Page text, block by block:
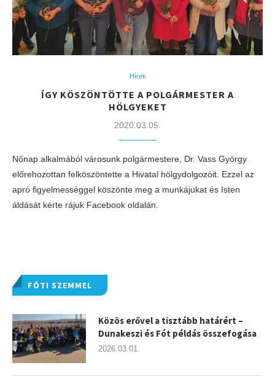
Hírek
ÍGY KÖSZÖNTÖTTE A POLGÁRMESTER A
HÖLGYEKET
2020.03.05.
Nőnap alkalmából városunk polgármestere, Dr. Vass György
előrehozottan felköszöntette a Hivatal hölgydolgozóit. Ezzel az
apró figyelmességgel köszönte meg a munkájukat és Isten
áldását kérte rájuk Facebook oldalán.
FÓTI SZEMMEL
Közös erővel a tisztább határért –
Dunakeszi és Fót példás összefogása
2026.03.01.